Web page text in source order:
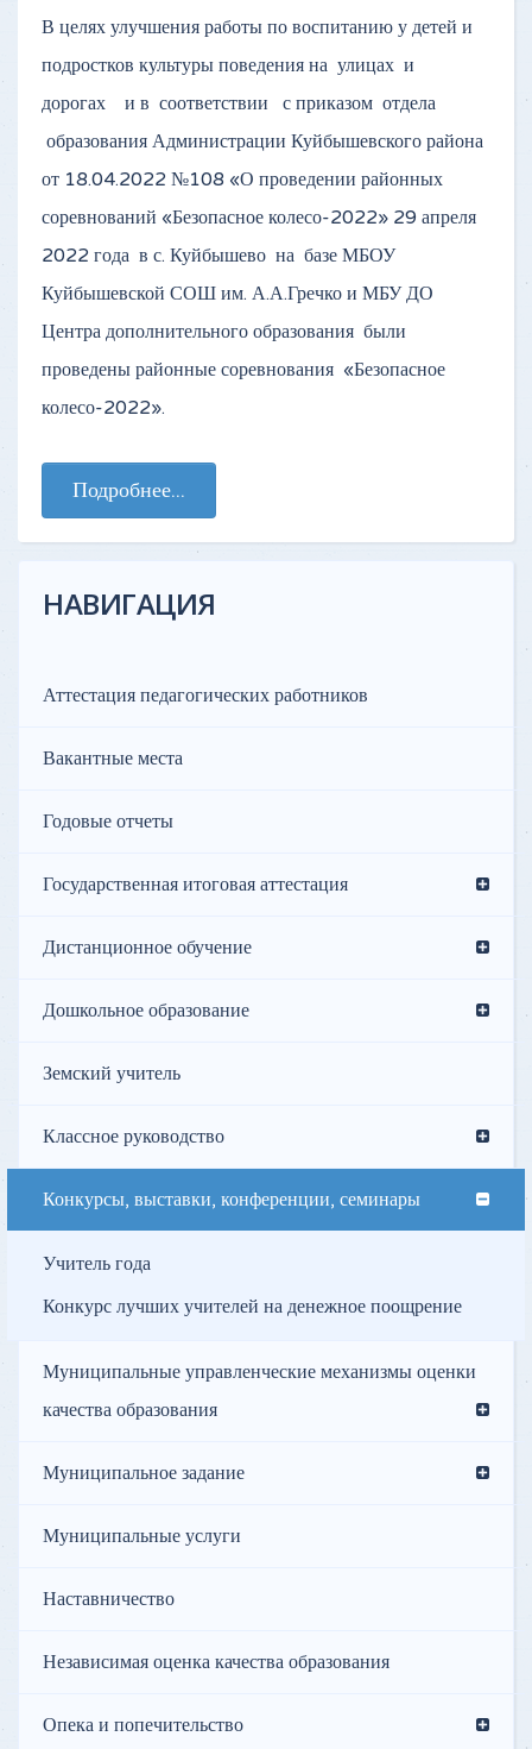
В целях улучшения работы по воспитанию у детей и
подростков культуры поведения на улицах и
дорогах и в соответствии с приказом отдела
образования Администрации Куйбышевского района
от 18.04.2022 №108 «О проведении районных
соревнований «Безопасное колесо-2022» 29 апреля
2022 года в с. Куйбышево на базе МБОУ
Куйбышевской СОШ им. А.А.Гречко и МБУ ДО
Центра дополнительного образования были
проведены районные соревнования «Безопасное
колесо-2022».
Подробнее...
НАВИГАЦИЯ
Аттестация педагогических работников
Вакантные места
Годовые отчеты
Государственная итоговая аттестация
Дистанционное обучение
Дошкольное образование
Земский учитель
Классное руководство
Конкурсы, выставки, конференции, семинары
Учитель года
Конкурс лучших учителей на денежное поощрение
Муниципальные управленческие механизмы оценки
качества образования
Муниципальное задание
Муниципальные услуги
Наставничество
Независимая оценка качества образования
Опека и попечительство